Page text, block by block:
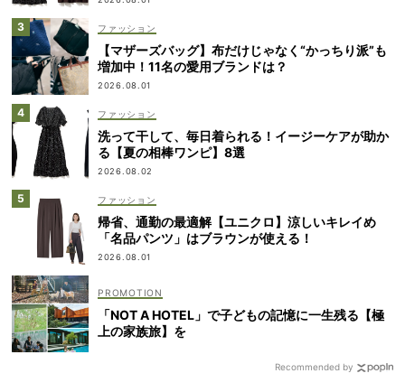
ファッション
【マザーズバッグ】布だけじゃなく“かっちり派”も
増加中！11名の愛用ブランドは？
2026.08.01
ファッション
洗って干して、毎日着られる！イージーケアが助か
る【夏の相棒ワンピ】8選
2026.08.02
ファッション
帰省、通勤の最適解【ユニクロ】涼しいキレイめ
「名品パンツ」はブラウンが使える！
2026.08.01
「NOT A HOTEL」で子どもの記憶に一生残る【極
上の家族旅】を
Recommended by